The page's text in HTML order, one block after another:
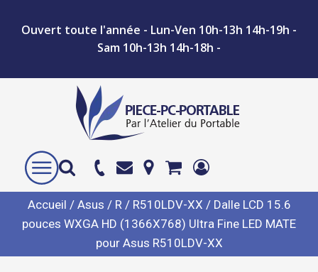
Ouvert toute l'année - Lun-Ven 10h-13h 14h-19h -
Sam 10h-13h 14h-18h -
Accueil / Asus / R/ R510LDV-XX / Dalle LCD 15.6
pouces WXGA HD (1366X768) Ultra Fine LED MATE
pour Asus R510LDV-XX